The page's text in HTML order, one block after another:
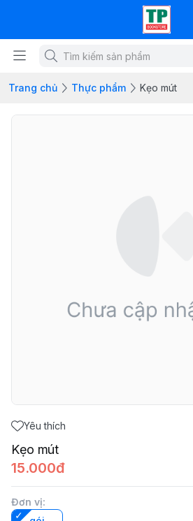
Trang chủ Thực phẩm Kẹo mút
Yêu thích
Kẹo mút
15.000đ
Đơn vị: